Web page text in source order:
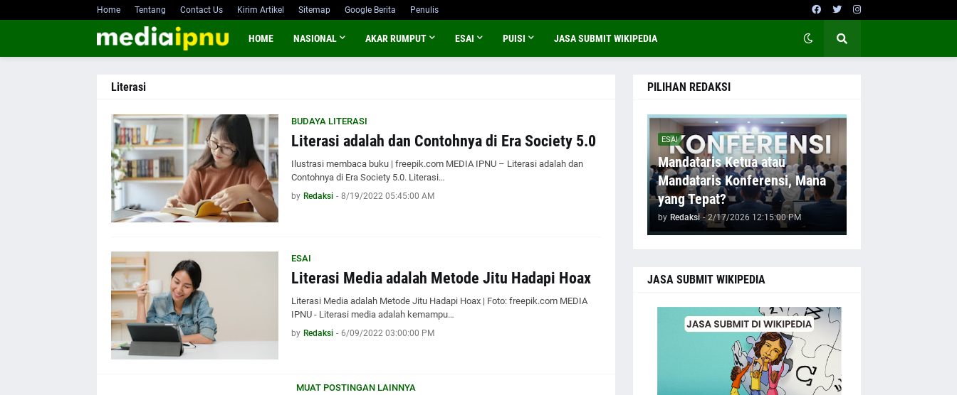
Home Tentang Contact Us Kirim Artikel Sitemap Google Berita Penulis
HOME NASIONAL AKAR RUMPUT ESAI PUISI JASA SUBMIT WIKIPEDIA
Literasi
BUDAYA LITERASI
Literasi adalah dan Contohnya di Era Society 5.0
Ilustrasi membaca buku | freepik.com MEDIA IPNU – Literasi adalah dan
Contohnya di Era Society 5.0. Literasi…
by Redaksi - 8/19/2022 05:45:00 AM
ESAI
Literasi Media adalah Metode Jitu Hadapi Hoax
Literasi Media adalah Metode Jitu Hadapi Hoax | Foto: freepik.com MEDIA
IPNU - Literasi media adalah kemampu…
by Redaksi - 6/09/2022 03:00:00 PM
MUAT POSTINGAN LAINNYA
PILIHAN REDAKSI
ESAI
Mandataris Ketua atau
Mandataris Konferensi, Mana
yang Tepat?
by Redaksi - 2/17/2026 12:15:00 PM
JASA SUBMIT WIKIPEDIA